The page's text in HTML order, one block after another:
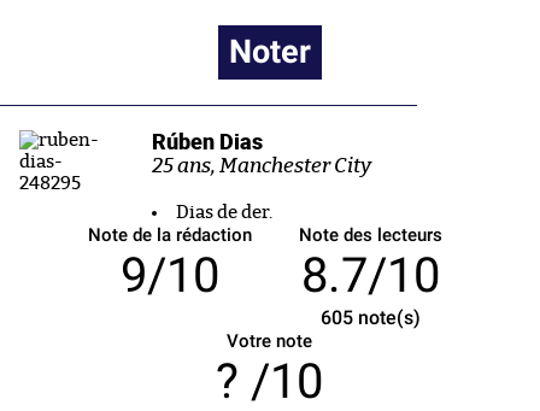
Noter
Rúben Dias
25 ans, Manchester City
Dias de der.
Note de la rédaction
9/10
Note des lecteurs
8.7/10
605note(s)
Votre note
/10